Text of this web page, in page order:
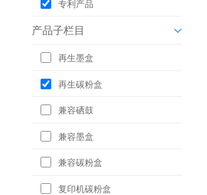
专利产品
产品子栏目
再生墨盒
再生碳粉盒
兼容硒鼓
兼容墨盒
兼容碳粉盒
复印机碳粉盒